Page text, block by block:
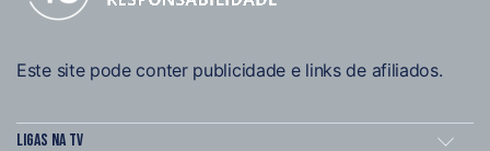
Este site pode conter publicidade e links de afiliados.
Ligas na TV